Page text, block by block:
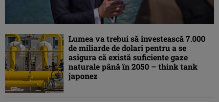
Lumea va trebui să investească 7.000
de miliarde de dolari pentru a se
asigura că există suficiente gaze
naturale până în 2050 – think tank
japonez